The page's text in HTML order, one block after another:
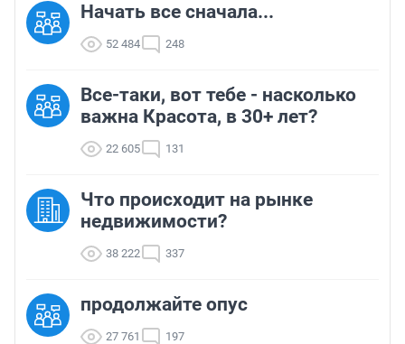
Начать все сначала...
52 484 248
Все-таки, вот тебе - насколько
важна Красота, в 30+ лет?
22 605 131
Что происходит на рынке
недвижимости?
38 222 337
продолжайте опус
27 761 197